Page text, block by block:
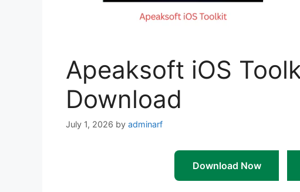
Apeaksoft iOS
Download
July 1, 2026 by adminarf
Download Now